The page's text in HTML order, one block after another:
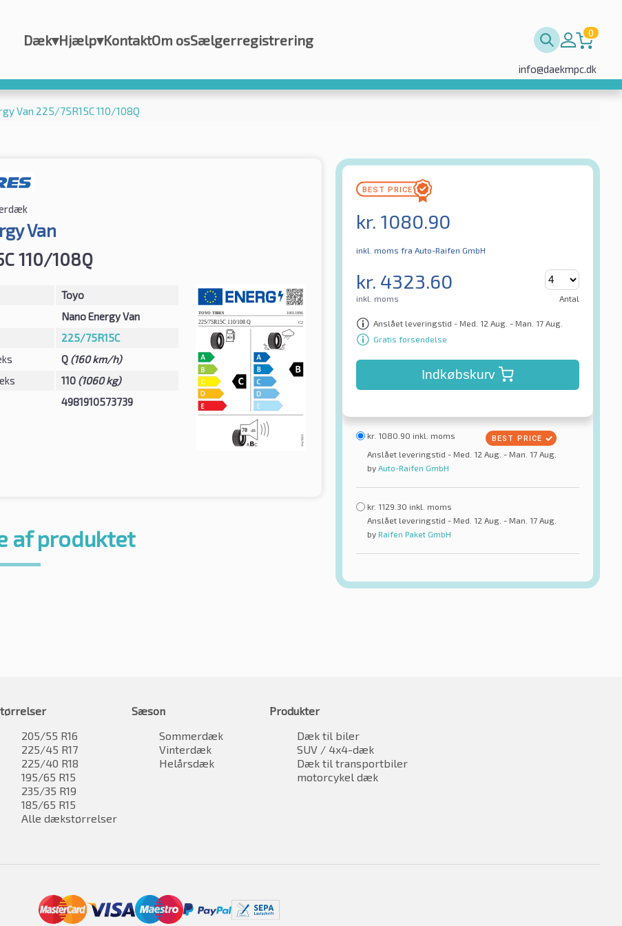
Dæk▾Hjælp▾KontaktOm osSælgerregistrering 0
info@daekmpc.dk
Van 225/75R15C 110/108Q
Van
110/108Q
Toyo
Nano Energy Van
225/75R15C
Q (160 km/h)
110 (1060 kg)
4981910573739
kr. 1080.90
inkl. moms fra Auto-Raifen GmbH
kr. 4323.60
inkl. moms Antal
Anslået leveringstid - Med. 12 Aug. - Man. 17 Aug.
Gratis forsendelse
Indkøbskurv
kr. 1080.90 inkl. moms
Anslået leveringstid - Med. 12 Aug. - Man. 17 Aug.
by Auto-Raifen GmbH
kr. 1129.30 inkl. moms
Anslået leveringstid - Med. 12 Aug. - Man. 17 Aug.
by Raifen Paket GmbH
af produktet
205/55 R16
225/45 R17
225/40 R18
195/65 R15
235/35 R19
185/65 R15
Alle dækstørrelser
Sæson
Sommerdæk
Vinterdæk
Helårsdæk
Produkter
Dæk til biler
SUV / 4x4-dæk
Dæk til transportbiler
motorcykel dæk